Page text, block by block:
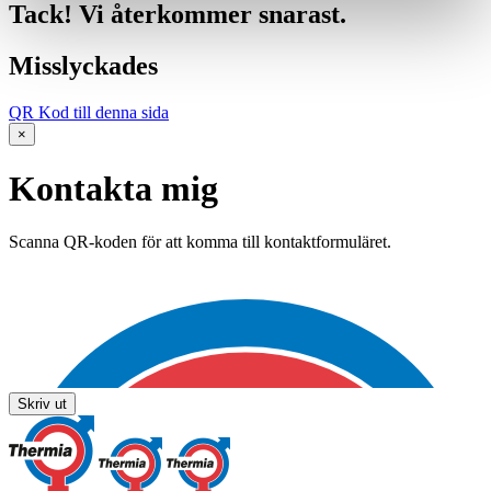
Tack! Vi återkommer snarast.
Misslyckades
QR Kod till denna sida
×
Kontakta mig
Scanna QR-koden för att komma till kontaktformuläret.
Skriv ut